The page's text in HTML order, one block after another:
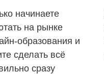
начинаете
на рынке
образования и
сделать всё
сразу